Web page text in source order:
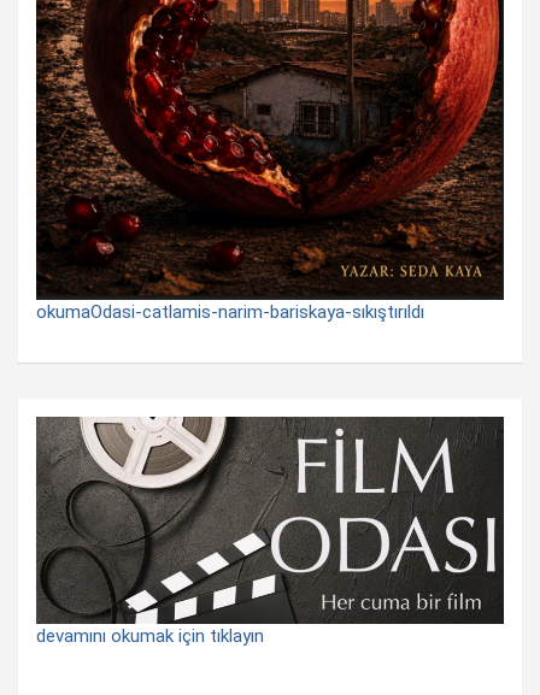
okumaOdasi-catlamis-narim-bariskaya-sıkıştırıldı
devamını okumak için tıklayın